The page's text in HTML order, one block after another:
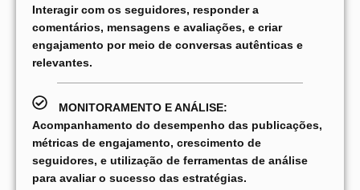
Interagir com os seguidores, responder a
comentários, mensagens e avaliações, e criar
engajamento por meio de conversas autênticas e
relevantes.
MONITORAMENTO E ANÁLISE:
Acompanhamento do desempenho das publicações,
métricas de engajamento, crescimento de
seguidores, e utilização de ferramentas de análise
para avaliar o sucesso das estratégias.